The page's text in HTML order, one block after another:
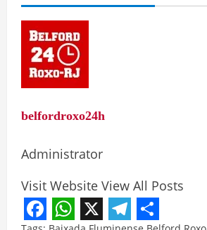
belfordroxo24h
Administrator
Visit Website View All Posts